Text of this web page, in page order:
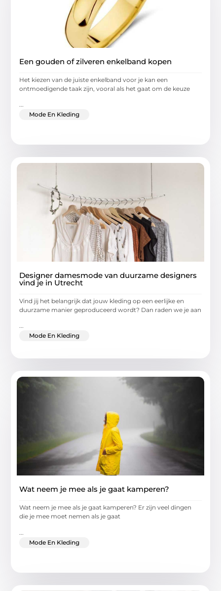
Een gouden of zilveren enkelband kopen
Het kiezen van de juiste enkelband voor je kan een
ontmoedigende taak zijn, vooral als het gaat om de keuze
Mode En Kleding
Designer damesmode van duurzame designers
vind je in Utrecht
Vind jij het belangrijk dat jouw kleding op een eerlijke en
duurzame manier geproduceerd wordt? Dan raden we je aan
...
Mode En Kleding
Wat neem je mee als je gaat kamperen?
Wat neem je mee als je gaat kamperen? Er zijn veel dingen
die je mee moet nemen als je gaat
Mode En Kleding